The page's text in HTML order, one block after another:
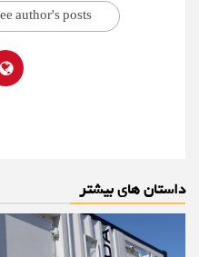
author's posts
داستان های بیشتر